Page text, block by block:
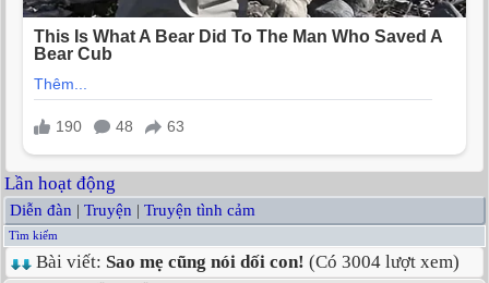
Lần hoạt động
Diễn đàn | Truyện | Truyện tình cảm
Tìm kiếm
Bài viết: Sao mẹ cũng nói dối con! (Có 3004 lượt xem)